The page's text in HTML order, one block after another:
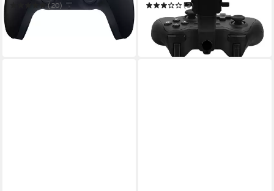
(20)
76,33 €
in 2-3 Werktagen bei dir
Smartphone-Controller
(3)
29,99 € UVP59,90 €
-50%
in 5-6 Werktagen bei dir